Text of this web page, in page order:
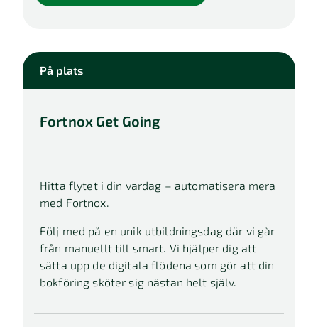
På plats
Fortnox Get Going
Hitta flytet i din vardag – automatisera mera
med Fortnox.
Följ med på en unik utbildningsdag där vi går
från manuellt till smart. Vi hjälper dig att
sätta upp de digitala flödena som gör att din
bokföring sköter sig nästan helt själv.